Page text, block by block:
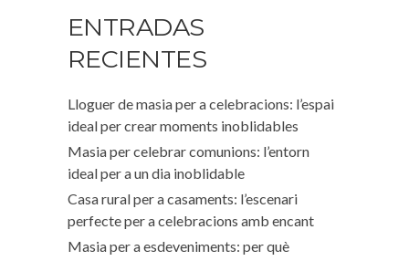
ENTRADAS
RECIENTES
Lloguer de masia per a celebracions: l’espai
ideal per crear moments inoblidables
Masia per celebrar comunions: l’entorn
ideal per a un dia inoblidable
Casa rural per a casaments: l’escenari
perfecte per a celebracions amb encant
Masia per a esdeveniments: per què